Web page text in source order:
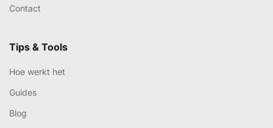
Contact
Tips & Tools
Hoe werkt het
Guides
Blog